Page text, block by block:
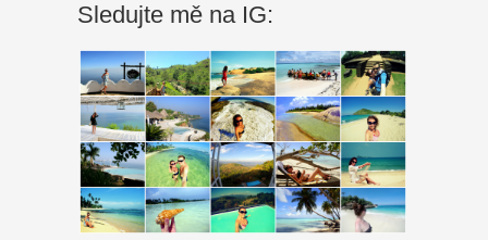
Sledujte mě na IG: